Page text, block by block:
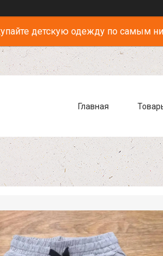
детскую одежду по самым
Главная